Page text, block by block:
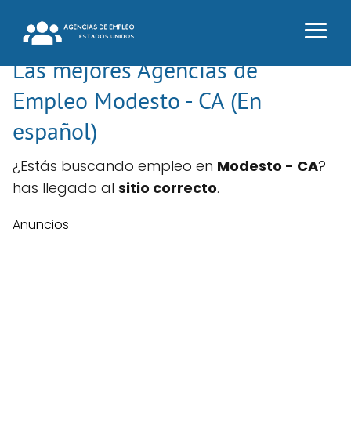
Las mejores Agencias de
Empleo Modesto - CA (En
español)
¿Estás buscando empleo en Modesto - CA?
has llegado al sitio correcto.
Anuncios